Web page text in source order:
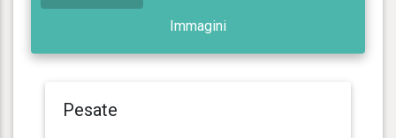
Immagini
Pesate